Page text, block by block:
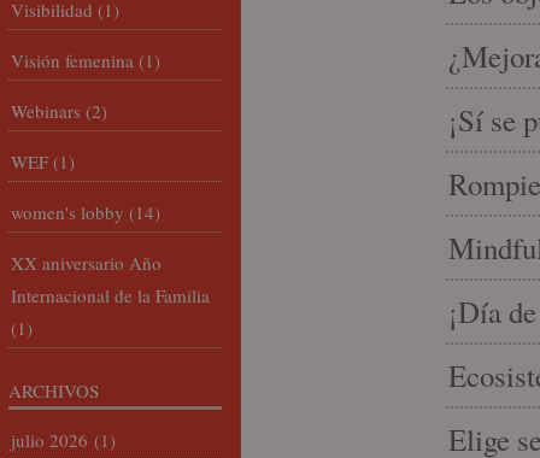
¡Sí se
¡Día
Elige
Visibilidad (1)
Visión femenina (1)
Webinars (2)
WEF (1)
women's lobby (14)
XX aniversario Año
Internacional de la Familia
(1)
ARCHIVOS
julio 2026 (1)